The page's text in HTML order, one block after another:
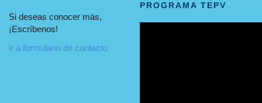
Si deseas conocer más,
¡Escríbenos!
ir a formulario de contacto
PROGRAMA TEPV